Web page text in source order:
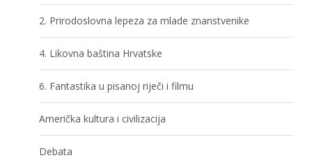
2. Prirodoslovna lepeza za mlade znanstvenike
4. Likovna baština Hrvatske
6. Fantastika u pisanoj riječi i filmu
Američka kultura i civilizacija
Debata